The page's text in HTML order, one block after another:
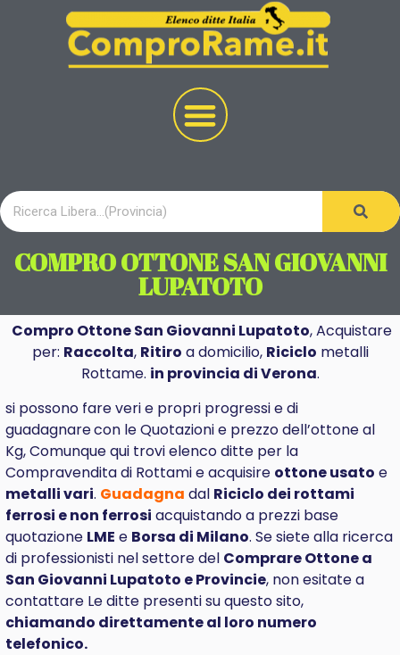
COMPRO OTTONE SAN GIOVANNI
LUPATOTO
Compro Ottone San Giovanni Lupatoto, Acquistare
per: Raccolta, Ritiro a domicilio, Riciclo metalli
Rottame. in provincia di Verona.
si possono fare veri e propri progressi e di
guadagnarecon le Quotazioni e prezzo dell’ottone al
Kg, Comunque qui trovi elenco ditte per la
Compravendita di Rottami e acquisire ottone usato e
metalli vari. Guadagna dal Riciclo dei rottami
ferrosi e non ferrosi acquistando a prezzi base
quotazione LME e Borsa di Milano. Se siete alla ricerca
di professionisti nel settore del ComprareOttone a
San Giovanni Lupatoto e Provincie, non esitate a
contattare Le ditte presenti su questo sito,
chiamando direttamente al loro numero
telefonico.